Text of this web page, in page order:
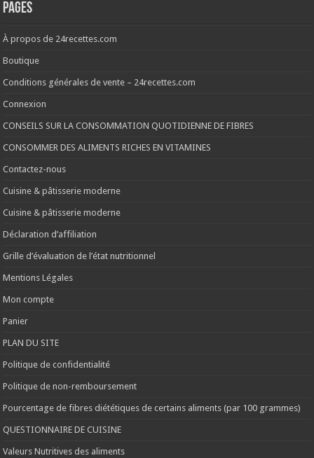
Pages
À propos de 24recettes.com
Boutique
Conditions générales de vente – 24recettes.com
Connexion
CONSEILS SUR LA CONSOMMATION QUOTIDIENNE DE FIBRES
CONSOMMER DES ALIMENTS RICHES EN VITAMINES
Contactez-nous
Cuisine & pâtisserie moderne
Cuisine & pâtisserie moderne
Déclaration d’affiliation
Grille d’évaluation de l’état nutritionnel
Mentions Légales
Mon compte
Panier
PLAN DU SITE
Politique de confidentialité
Politique de non-remboursement
Pourcentage de fibres diététiques de certains aliments (par 100 grammes)
QUESTIONNAIRE DE CUISINE
Valeurs Nutritives des aliments